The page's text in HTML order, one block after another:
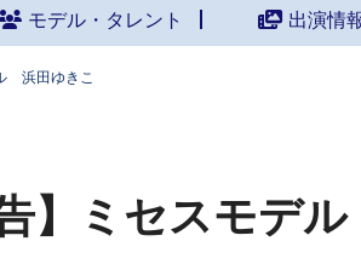
モデル・タレント 出演情
浜田ゆきこ
告】ミセスモデ